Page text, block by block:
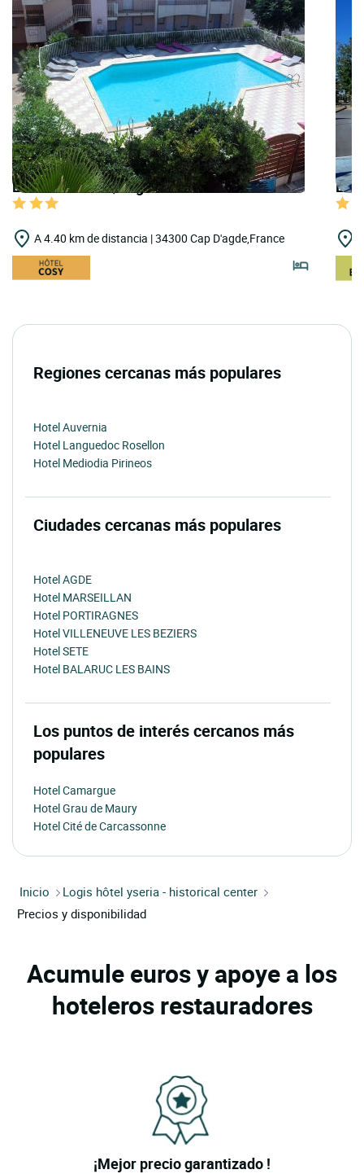
LOGIS HOTELS | Logis Hôtel les Grenadines
A 4.40 km de distancia | 34300 Cap D'agde,France
Regiones cercanas más populares
Hotel Auvernia
Hotel Languedoc Rosellon
Hotel Mediodia Pirineos
Ciudades cercanas más populares
Hotel AGDE
Hotel MARSEILLAN
Hotel PORTIRAGNES
Hotel VILLENEUVE LES BEZIERS
Hotel SETE
Hotel BALARUC LES BAINS
Los puntos de interés cercanos más
populares
Hotel Camargue
Hotel Grau de Maury
Hotel Cité de Carcassonne
Inicio
Logis hôtel yseria - historical center
Precios y disponibilidad
Acumule euros y apoye a los
hoteleros restauradores
¡Mejor precio garantizado !